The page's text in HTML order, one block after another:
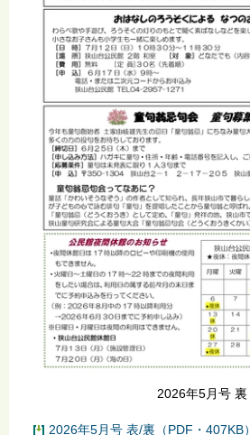
2026年5月号 裏
2026年5月号 表/裏（PDF・407KB）